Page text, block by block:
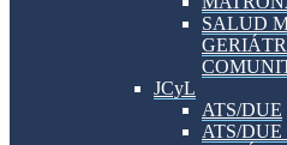
SALUD
JCyL
ATS/DUE
ATS/DUE